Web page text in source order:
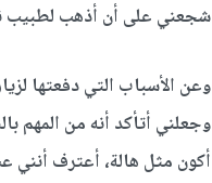
شجعني على أن أذهب لطبيب
وعن الأسباب التي دفعتها
وجعلني أتأكد أنه من المهم
أكون مثل هالة، أعترف أنني